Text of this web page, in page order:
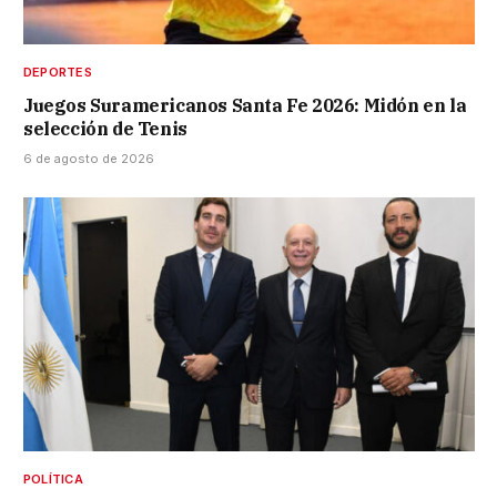
DEPORTES
Juegos Suramericanos Santa Fe 2026: Midón en la
selección de Tenis
6 de agosto de 2026
POLÍTICA